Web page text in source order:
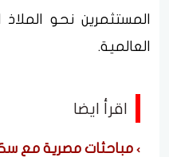
المستثمرين نحو
العالمية.
اقرأ ايضا
مباحثات مصرية مع